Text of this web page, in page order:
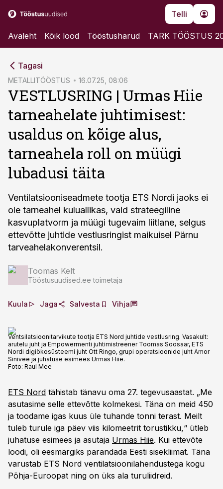
Telli
Avaleht Kõik lood Tööstusharud TARK TÖÖSTUS
Tagasi
METALLITÖÖSTUS 16.07.25, 08:06
VESTLUSRING | Urmas Hiie
tarneahelate juhtimisest:
usaldus on kõige alus,
tarneahela roll on müügi
lubadusi täita
Ventilatsiooniseadmete tootja ETS Nordi jaoks ei
ole tarneahel kuluallikas, vaid strateegiline
kasvuplatvorm ja müügi tugevaim liitlane, selgus
ettevõtte juhtide vestlusringist maikuisel Pärnu
tarveahelakonverentsil.
Toomas Kelt
Tööstusuudised.ee toimetaja
Kuula Jaga Salvesta Vihja
Ventsilatsioonitarvikute tootja ETS Nord juhtide vestlusring. Vasakult:
arutelu juht ja Empowermenti juhtimistreener Toomas Soosaar, ETS
Nordi digiökosüsteemi juht Ott Ringo, grupi operatsioonide juht Amor
Sinivee ja juhatuse esimees Urmas Hiie.
Foto: Raul Mee
ETS Nord tähistab tänavu oma 27. tegevusaastat. „Me
asutasime selle ettevõtte kolmekesi. Täna on meid 450
ja toodame igas kuus üle tuhande tonni terast. Meilt
tuleb turule iga päev viis kilomeetrit torustikku,“ ütleb
juhatuse esimees ja asutaja Urmas Hiie. Kui ettevõte
loodi, oli eesmärgiks parandada Eesti sisekliimat. Täna
varustab ETS Nord ventilatsioonilahendustega kogu
Põhja-Euroopat ning on üks ala turuliidreid.